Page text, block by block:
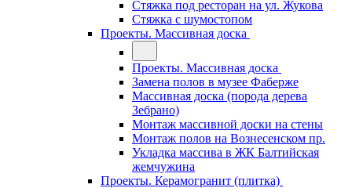
Стяжка под ресторан на ул. Жукова
Стяжка с шумостопом
Проекты. Массивная доска
Проекты. Массивная доска
Замена полов в музее Фаберже
Массивная доска (порода дерева
Зебрано)
Монтаж массивной доски на стены
Монтаж полов на Вознесенском пр.
Укладка массива в ЖК Балтийская
жемчужина
Проекты. Керамогранит (плитка)